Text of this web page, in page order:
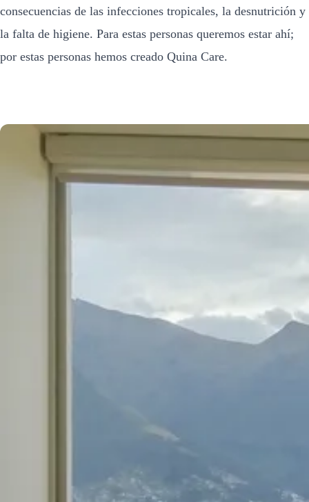
consecuencias de las infecciones tropicales, la desnutrición y
la falta de higiene. Para estas personas queremos estar ahí;
por estas personas hemos creado Quina Care.